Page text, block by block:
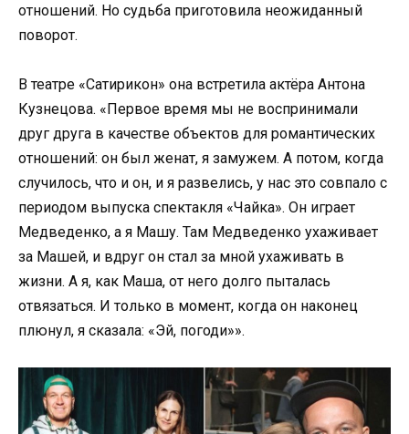
отношений. Но судьба приготовила неожиданный
поворот.
В театре «Сатирикон» она встретила актёра Антона
Кузнецова. «Первое время мы не воспринимали
друг друга в качестве объектов для романтических
отношений: он был женат, я замужем. А потом, когда
случилось, что и он, и я развелись, у нас это совпало с
периодом выпуска спектакля «Чайка». Он играет
Медведенко, а я Машу. Там Медведенко ухаживает
за Машей, и вдруг он стал за мной ухаживать в
жизни. А я, как Маша, от него долго пыталась
отвязаться. И только в момент, когда он наконец
плюнул, я сказала: «Эй, погоди»».